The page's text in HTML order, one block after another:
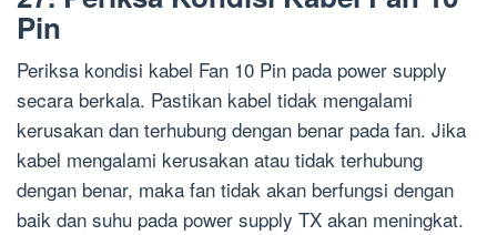
Pin
Periksa kondisi kabel Fan 10 Pin pada power supply
secara berkala. Pastikan kabel tidak mengalami
kerusakan dan terhubung dengan benar pada fan. Jika
kabel mengalami kerusakan atau tidak terhubung
dengan benar, maka fan tidak akan berfungsi dengan
baik dan suhu pada power supply TX akan meningkat.